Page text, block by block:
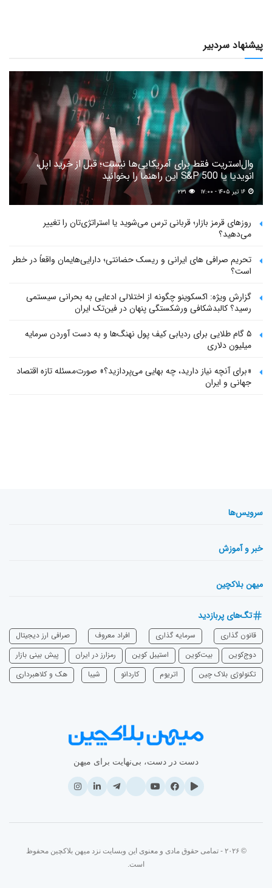
پیشنهاد سردبیر
وال‌استریت فقط برای آمریکایی‌ها نیست؛ قبل از خرید اپل،
انویدیا یا S&P 500 این راهنما را بخوانید
۲۳۱
روزهای قرمز بازار؛ قربانی ترس می‌شوید یا استراتژی‌تان را تغییر
می‌دهید؟
تحریم صرافی های ایرانی و ریسک حضانتی؛ دارایی‌هایمان واقعاً در خطر
است؟
گزارش ویژه: اکسکوینو چگونه از اختلالی ادعایی به بحرانی سیستمی
رسید؟ کالبدشکافی ورشکستگی پنهان در فین‌تک ایران
۵ گام طلایی برای ردیابی کیف پول‌ نهنگ‌ها و به دست آوردن سرمایه
میلیون دلاری
«برای آنچه نیاز دارید، چه بهایی می‌پردازید؟» صورت‌مسئله تازه اقتصاد
جهانی و ایران
سرویس‌ها
خبر و آموزش
میهن بلاکچین
تگ‌های پربازدید
قانون گذاری سرمایه‌ گذاری افراد معروف
صرافی ارز دیجیتال
دوج‌کوین
بیت‌کوین استیبل کوین رمزارز در ایران
پیش بینی بازار
تکنولوژی بلاک چین
اتریوم ‌کاردانو شیبا هک و کلاهبرداری
دست در دست، بی‌نهایت برای میهن
© ۲۰۲۶ - تمامی حقوق مادی و معنوی این وبسایت نزد میهن بلاکچین محفوظ
است.